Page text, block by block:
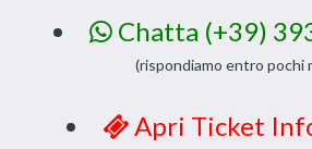
Chatta (+39)
(rispondiamo entro pochi
Apri Ticket